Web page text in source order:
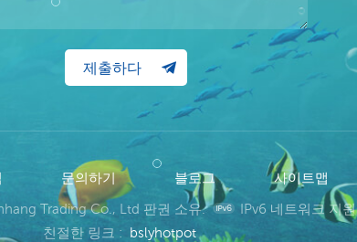
문의하기 블로그 사이트맵
Trading Co., Ltd 판권 소유.
IPv6 네트워크 지원
친절한 링크 : bslyhotpot